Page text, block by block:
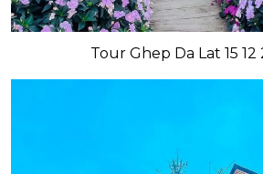
Tour Ghep Da Lat 15 12